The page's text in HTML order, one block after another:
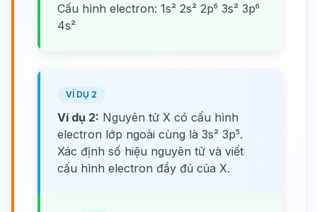
Cấu hình electron: 1s² 2s² 2p⁶ 3s² 3p⁶
4s²
VÍ DỤ 2
Ví dụ 2: Nguyên tử X có cấu hình
electron lớp ngoài cùng là 3s² 3p⁵.
Xác định số hiệu nguyên tử và viết
cấu hình electron đầy đủ của X.